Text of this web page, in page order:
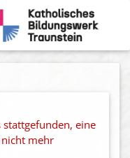
stattgefunden, eine
mehr